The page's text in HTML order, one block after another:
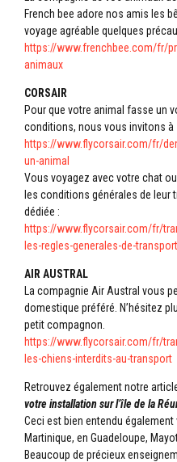
French bee adore nos amis les
voyage agréable quelques
https://www.frenchbee.com/fr/
animaux
CORSAIR
Pour que votre animal fasse un
conditions, nous vous invitons
https://www.flycorsair.com/fr/
un-animal
Vous voyagez avec votre chat
les conditions générales de
dédiée :
https://www.flycorsair.com/fr/
les-regles-generales-de-
AIR AUSTRAL
La compagnie Air Austral vous
domestique préféré. N’hésitez
petit compagnon.
https://www.flycorsair.com/fr/
les-chiens-interdits-au-transport
Retrouvez également notre
votre installation sur l’île de la
Ceci est bien entendu
Martinique, en Guadeloupe,
Beaucoup de précieux